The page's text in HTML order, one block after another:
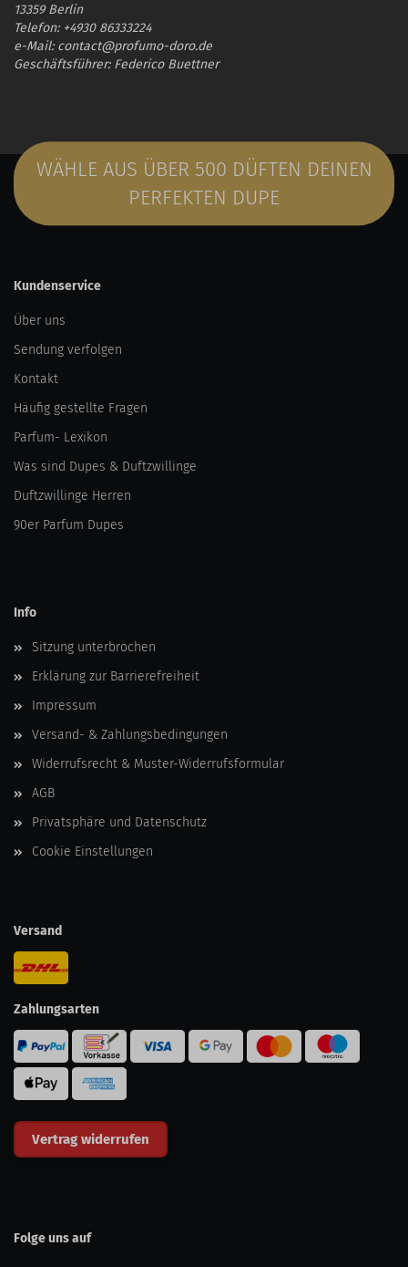
13359 Berlin
Telefon: +4930 86333224
e-Mail: contact@profumo-doro.de
Geschäftsführer: Federico Buettner
WÄHLE AUS ÜBER 500 DÜFTEN DEINEN
PERFEKTEN DUPE
Kundenservice
Über uns
Sendung verfolgen
Kontakt
Häufig gestellte Fragen
Parfum- Lexikon
Was sind Dupes & Duftzwillinge
Duftzwillinge Herren
90er Parfum Dupes
Info
Sitzung unterbrochen
Erklärung zur Barrierefreiheit
Impressum
Versand- & Zahlungsbedingungen
Widerrufsrecht & Muster-Widerrufsformular
AGB
Privatsphäre und Datenschutz
Cookie Einstellungen
Versand
Zahlungsarten
Vertrag widerrufen
Folge uns auf